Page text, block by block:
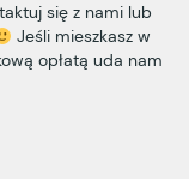
się z nami lub
Jeśli mieszkasz w
opłatą uda nam